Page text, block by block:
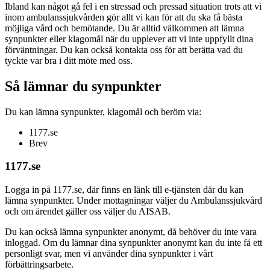
Ibland kan något gå fel i en stressad och pressad situation trots att vi
inom ambulanssjukvården gör allt vi kan för att du ska få bästa
möjliga vård och bemötande. Du är alltid välkommen att lämna
synpunkter eller klagomål när du upplever att vi inte uppfyllt dina
förväntningar. Du kan också kontakta oss för att berätta vad du
tyckte var bra i ditt möte med oss.
Så lämnar du synpunkter
Du kan lämna synpunkter, klagomål och beröm via:
1177.se
Brev
1177.se
Logga in på 1177.se, där finns en länk till e-tjänsten där du kan
lämna synpunkter. Under mottagningar väljer du Ambulanssjukvård
och om ärendet gäller oss väljer du AISAB.
Du kan också lämna synpunkter anonymt, då behöver du inte vara
inloggad. Om du lämnar dina synpunkter anonymt kan du inte få ett
personligt svar, men vi använder dina synpunkter i vårt
förbättringsarbete.